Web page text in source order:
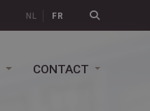
NL FR
CONTACT